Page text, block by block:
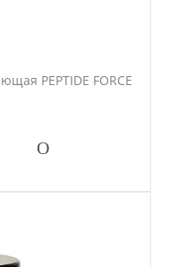
PEPTIDE FORCE